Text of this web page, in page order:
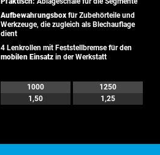
Aufbewahrungsbox für Zubehörteile und
Werkzeuge, die zugleich als Blechauflage
dient
4 Lenkrollen mit Feststellbremse für den
mobilen Einsatz in der Werkstatt
1000
1250
1,50 1,25